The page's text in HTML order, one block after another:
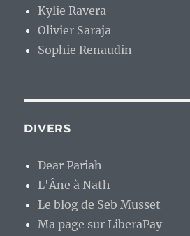
Kylie Ravera
Olivier Saraja
Sophie Renaudin
DIVERS
Dear Pariah
L'Âne à Nath
Le blog de Seb Musset
Ma page sur LiberaPay